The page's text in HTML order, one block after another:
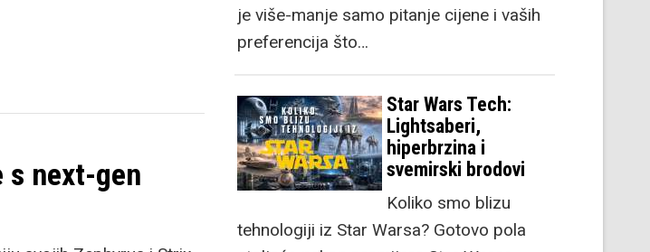
s next-gen
je više-manje samo pitanje cijene i vaših
preferencija što…
Star Wars Tech:
Lightsaberi,
hiperbrzina i
svemirski brodovi
Koliko smo blizu
tehnologiji iz Star Warsa? Gotovo pola